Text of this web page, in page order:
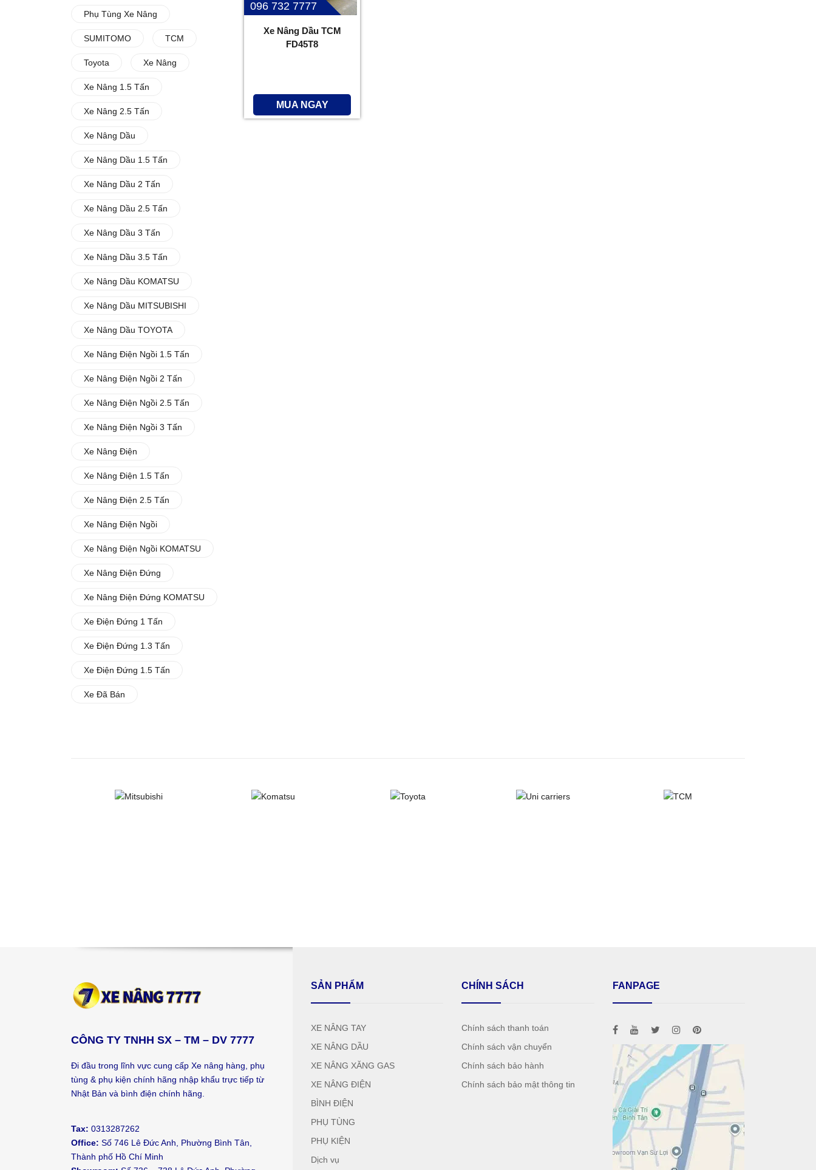
096 732 7777
Xe Nâng Dầu TCM
FD45T8
MUA NGAY
Phụ Tùng Xe Nâng
SUMITOMO TCM
Toyota Xe Nâng
Xe Nâng 1.5 Tấn
Xe Nâng 2.5 Tấn
Xe Nâng Dầu
Xe Nâng Dầu 1.5 Tấn
Xe Nâng Dầu 2 Tấn
Xe Nâng Dầu 2.5 Tấn
Xe Nâng Dầu 3 Tấn
Xe Nâng Dầu 3.5 Tấn
Xe Nâng Dầu KOMATSU
Xe Nâng Dầu MITSUBISHI
Xe Nâng Dầu TOYOTA
Xe Nâng Điện Ngồi 1.5 Tấn
Xe Nâng Điện Ngồi 2 Tấn
Xe Nâng Điện Ngồi 2.5 Tấn
Xe Nâng Điện Ngồi 3 Tấn
Xe Nâng Điện
Xe Nâng Điện 1.5 Tấn
Xe Nâng Điện 2.5 Tấn
Xe Nâng Điện Ngồi
Xe Nâng Điện Ngồi KOMATSU
Xe Nâng Điện Đứng
Xe Nâng Điện Đứng KOMATSU
Xe Điện Đứng 1 Tấn
Xe Điện Đứng 1.3 Tấn
Xe Điện Đứng 1.5 Tấn
Xe Đã Bán
CÔNG TY TNHH SX – TM – DV 7777
Đi đầu trong lĩnh vực cung cấp Xe nâng hàng, phụ
tùng & phụ kiện chính hãng nhập khẩu trực tiếp từ
Nhật Bản và bình điện chính hãng.
Tax: 0313287262
Office: Số 746 Lê Đức Anh, Phường Bình Tân,
Thành phố Hồ Chí Minh
SẢN PHẨM
XE NÂNG TAY
XE NÂNG DẦU
XE NÂNG XĂNG GAS
XE NÂNG ĐIỆN
BÌNH ĐIỆN
PHỤ TÙNG
PHỤ KIỆN
Dịch vụ
CHÍNH SÁCH
Chính sách thanh toán
Chính sách vận chuyển
Chính sách bảo hành
Chính sách bảo mật thông tin
FANPAGE